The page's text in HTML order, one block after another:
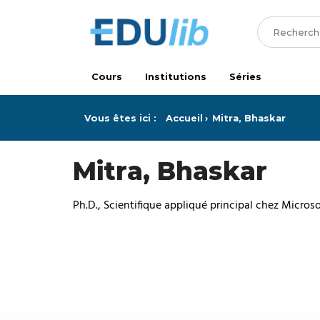
Cours Institutions Séries
Vous êtes ici : Accueil Mitra, Bhaskar
Mitra, Bhaskar
Ph.D., Scientifique appliqué principal chez